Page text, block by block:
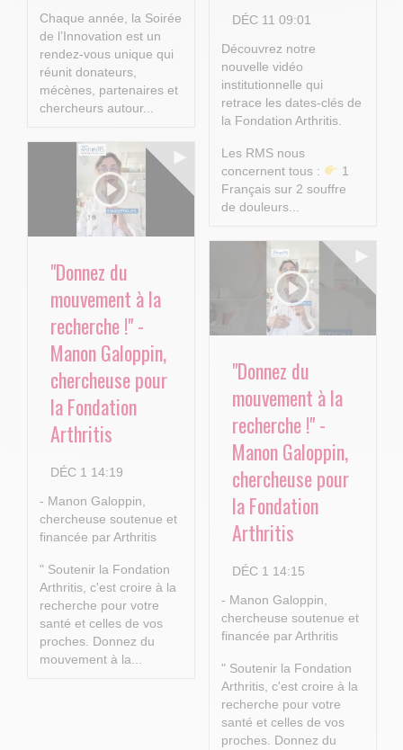
Chaque année, la Soirée
de l’Innovation est un
rendez-vous unique qui
réunit donateurs,
mécènes, partenaires et
chercheurs autour...
DÉC 11 09:01
Découvrez notre
nouvelle vidéo
institutionnelle qui
retrace les dates-clés de
la Fondation Arthritis.
Les RMS nous
concernent tous :
1
Français sur 2 souffre
de douleurs...
"Donnez du
mouvement à la
recherche !" -
Manon Galoppin,
chercheuse pour
la Fondation
Arthritis
DÉC 1 14:19
- Manon Galoppin,
chercheuse soutenue et
financée par Arthritis
" Soutenir la Fondation
Arthritis, c'est croire à la
recherche pour votre
santé et celles de vos
proches. Donnez du
mouvement à la...
"Donnez du
mouvement à la
recherche !" -
Manon Galoppin,
chercheuse pour
la Fondation
Arthritis
DÉC 1 14:15
- Manon Galoppin,
chercheuse soutenue et
financée par Arthritis
" Soutenir la Fondation
Arthritis, c'est croire à la
recherche pour votre
santé et celles de vos
proches. Donnez du